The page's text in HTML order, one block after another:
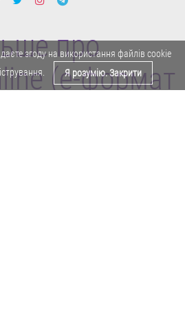
про
(e-формат
згоду на використання файлів cookie
Я розумію. Закрити